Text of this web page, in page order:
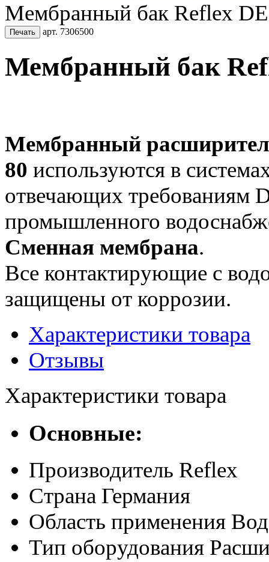
Мембранный бак Reflex
арт. 7306500
Мембранный бак
Мембранный
80 используются в
отвечающих требованиям
промышленного
Сменная мембрана.
Все контактирующие с
защищены от коррозии.
Характеристики товара
Отзывы
Характеристики товара
Основные:
Производитель Reflex
Страна Германия
Область применения
Тип оборудования